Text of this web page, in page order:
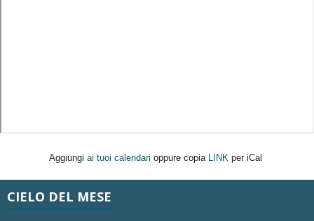
Aggiungi ai tuoi calendari oppure copia LINK per iCal
CIELO DEL MESE